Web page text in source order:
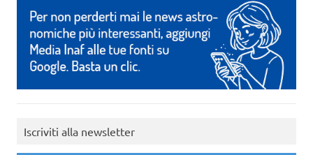
Iscriviti alla newsletter